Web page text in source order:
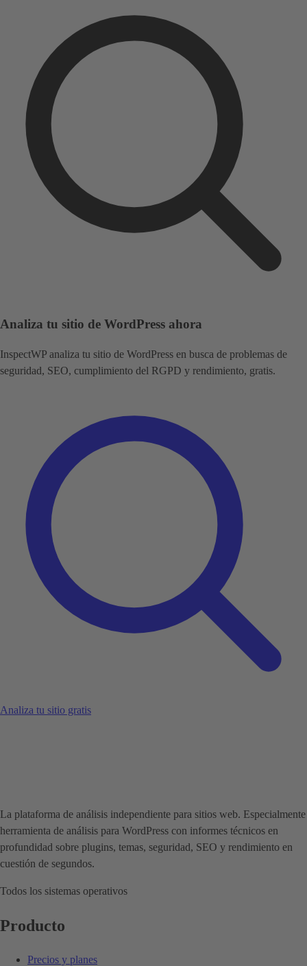
Analiza tu sitio de WordPress ahora
InspectWP analiza tu sitio de WordPress en busca de problemas de
seguridad, SEO, cumplimiento del RGPD y rendimiento, gratis.
Analiza tu sitio gratis
La plataforma de análisis independiente para sitios web. Especialmente
herramienta de análisis para WordPress con informes técnicos en
profundidad sobre plugins, temas, seguridad, SEO y rendimiento en
cuestión de segundos.
Todos los sistemas operativos
Producto
Precios y planes